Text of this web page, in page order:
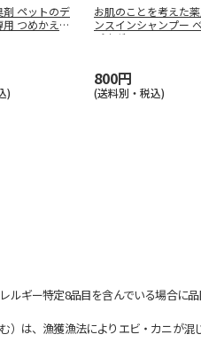
ペットのデ
つめかえ用
)
お肌のことを考えた
ンスインシャンプー
パウダー
800円
(送料別・税込)
ギー特定8品目を含んでいる場合に品
は、漁獲漁法によりエビ・カニが